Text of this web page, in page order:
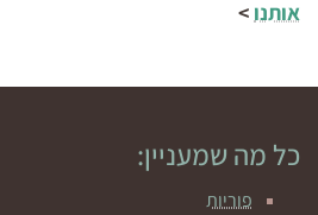
אותנו >
כל מה שמעניין:
פוריות